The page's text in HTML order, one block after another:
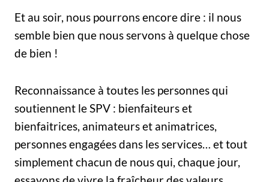
Et au soir, nous pourrons encore dire : il nous
semble bien que nous servons à quelque chose
de bien !
Reconnaissance à toutes les personnes qui
soutiennent le SPV : bienfaiteurs et
bienfaitrices, animateurs et animatrices,
personnes engagées dans les services… et tout
simplement chacun de nous qui, chaque jour,